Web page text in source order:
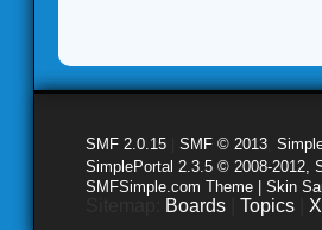
SMF 2.0.15 SMF © 2013
SimplePortal 2.3.5 © 2008-2012,
SMFSimple.com Theme | Skin
Boards Topics